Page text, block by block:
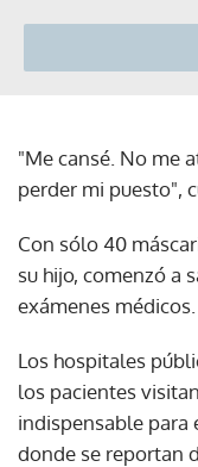
"Me cansé. No me
perder mi puesto",
Con sólo 40
su hijo, comenzó a
exámenes médicos.
Los hospitales
los pacientes
indispensable para
donde se reportan